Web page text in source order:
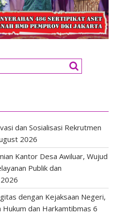
dan Sosialisasi Rekrutmen
2026
Kantor Desa Awiluar, Wujud
Publik dan
dengan Kejaksaan Negeri,
Hukum dan Harkamtibmas 6